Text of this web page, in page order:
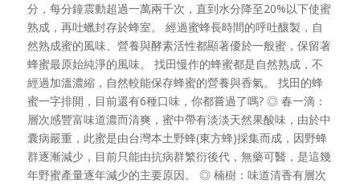
分，每分鐘震動超過一萬兩千次，直到水分降至20%以下使蜜
熟成，再吐蠟封存於蜂室。 經過蜜蜂長時間的呼吐釀製，自
然熟成蜜的風味、營養與酵素活性都顯著優於一般蜜，保留著
蜂蜜最原始純淨的風味。 找田慢作的蜂蜜都是自然熟成，不
經過加溫濃縮，自然較能保存蜂蜜的營養與香氣。 找田的蜂
蜜一字排開，目前還有6種口味，你都嘗過了嗎? ◎ 春一滴：
層次感豐富味道濃而清爽，蜜中帶有淡淡天然果酸味，由於中
囊病嚴重，此蜜是由台灣本土野蜂(東方蜂)採集而成，因野蜂
群逐漸減少，目前只能由抗病群繁衍後代，無藥可醫，是這幾
年野蜜產量逐年減少的主要原因。 ◎ 楠樹：味道清香有層次